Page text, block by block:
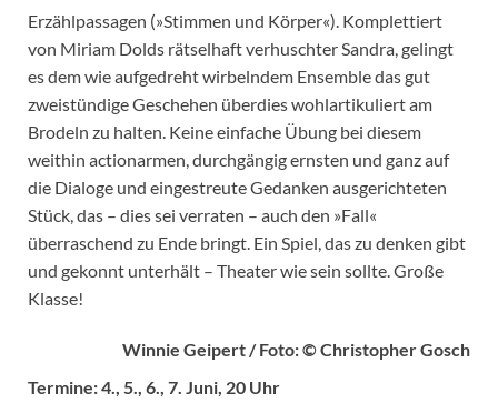
Erzählpassagen (»Stimmen und Körper«). Komplettiert
von Miriam Dolds rätselhaft verhuschter Sandra, gelingt
es dem wie aufgedreht wirbelndem Ensemble das gut
zweistündige Geschehen überdies wohlartikuliert am
Brodeln zu halten. Keine einfache Übung bei diesem
weithin actionarmen, durchgängig ernsten und ganz auf
die Dialoge und eingestreute Gedanken ausgerichteten
Stück, das – dies sei verraten – auch den »Fall«
überraschend zu Ende bringt. Ein Spiel, das zu denken gibt
und gekonnt unterhält – Theater wie sein sollte. Große
Klasse!
Winnie Geipert / Foto: © Christopher Gosch
Termine: 4., 5., 6., 7. Juni, 20 Uhr